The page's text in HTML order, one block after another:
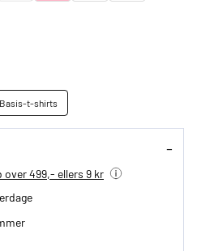
Basis-t-shirts
over 499,- ellers 9 kr